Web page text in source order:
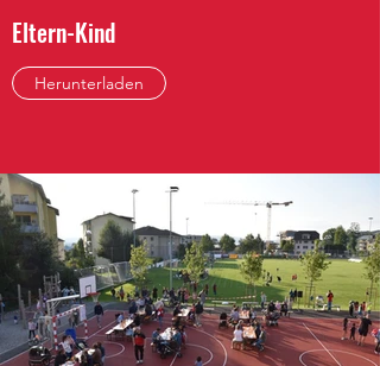
Eltern-Kind
Herunterladen